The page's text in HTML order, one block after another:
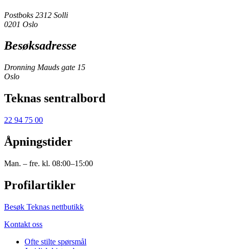
Postboks 2312 Solli
0201 Oslo
Besøksadresse
Dronning Mauds gate 15
Oslo
Teknas sentralbord
22 94 75 00
Åpningstider
Man. – fre. kl. 08:00–15:00
Profilartikler
Besøk Teknas nettbutikk
Kontakt oss
Ofte stilte spørsmål